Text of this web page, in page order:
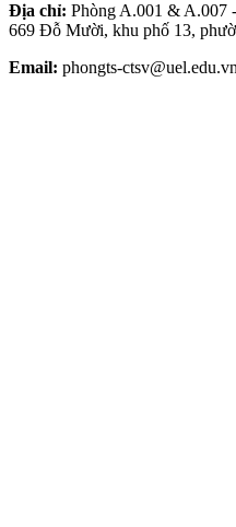
Địa chỉ: Phòng A.001 & A.007
669 Đỗ Mười, khu phố 13,
Email: phongts-